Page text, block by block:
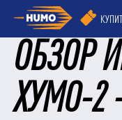
ОБЗОР
ХУМО-2